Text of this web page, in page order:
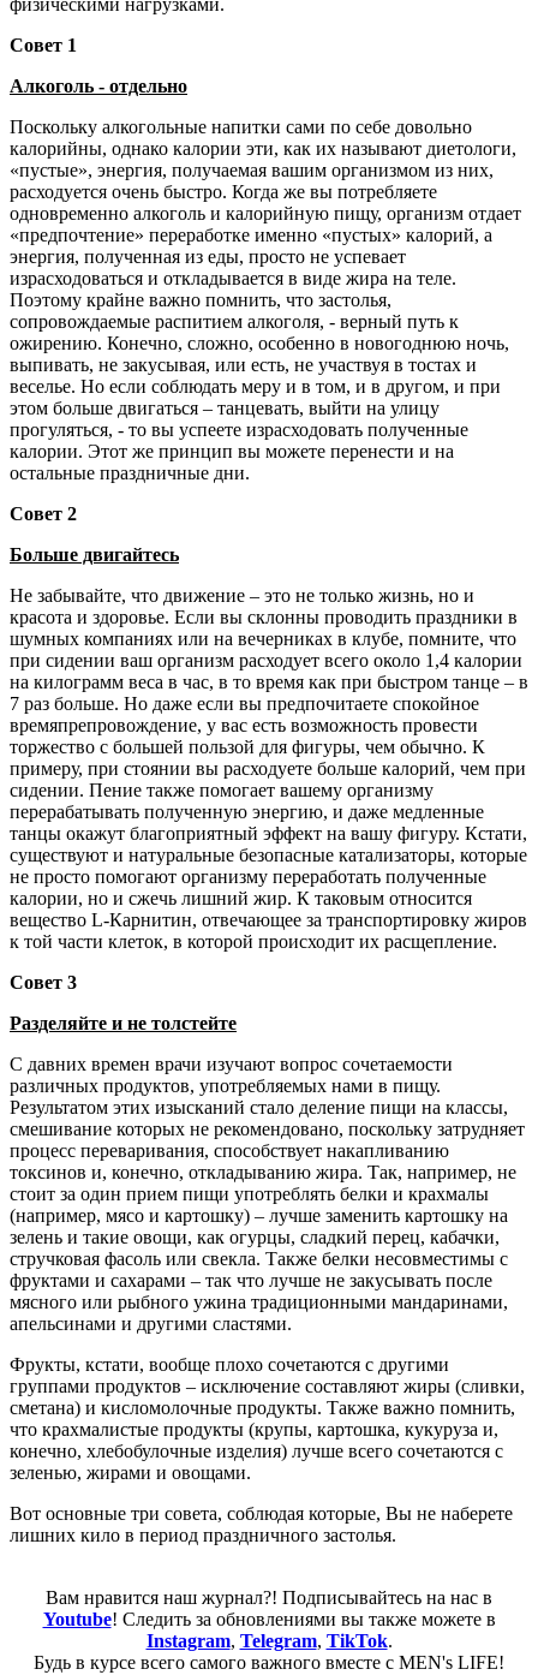
Совет 1
Алкоголь - отдельно
Поскольку алкогольные напитки сами по себе довольно
калорийны, однако калории эти, как их называют диетологи,
«пустые», энергия, получаемая вашим организмом из них,
расходуется очень быстро. Когда же вы потребляете
одновременно алкоголь и калорийную пищу, организм отдает
«предпочтение» переработке именно «пустых» калорий, а
энергия, полученная из еды, просто не успевает
израсходоваться и откладывается в виде жира на теле.
Поэтому крайне важно помнить, что застолья,
сопровождаемые распитием алкоголя, - верный путь к
ожирению. Конечно, сложно, особенно в новогоднюю ночь,
выпивать, не закусывая, или есть, не участвуя в тостах и
веселье. Но если соблюдать меру и в том, и в другом, и при
этом больше двигаться – танцевать, выйти на улицу
прогуляться, - то вы успеете израсходовать полученные
калории. Этот же принцип вы можете перенести и на
остальные праздничные дни.
Совет 2
Больше двигайтесь
Не забывайте, что движение – это не только жизнь, но и
красота и здоровье. Если вы склонны проводить праздники в
шумных компаниях или на вечерниках в клубе, помните, что
при сидении ваш организм расходует всего около 1,4 калории
на килограмм веса в час, в то время как при быстром танце – в
7 раз больше. Но даже если вы предпочитаете спокойное
времяпрепровождение, у вас есть возможность провести
торжество с большей пользой для фигуры, чем обычно. К
примеру, при стоянии вы расходуете больше калорий, чем при
сидении. Пение также помогает вашему организму
перерабатывать полученную энергию, и даже медленные
танцы окажут благоприятный эффект на вашу фигуру. Кстати,
существуют и натуральные безопасные катализаторы, которые
не просто помогают организму переработать полученные
калории, но и сжечь лишний жир. К таковым относится
вещество L-Карнитин, отвечающее за транспортировку жиров
к той части клеток, в которой происходит их расщепление.
Совет 3
Разделяйте и не толстейте
С давних времен врачи изучают вопрос сочетаемости
различных продуктов, употребляемых нами в пищу.
Результатом этих изысканий стало деление пищи на классы,
смешивание которых не рекомендовано, поскольку затрудняет
процесс переваривания, способствует накапливанию
токсинов и, конечно, откладыванию жира. Так, например, не
стоит за один прием пищи употреблять белки и крахмалы
(например, мясо и картошку) – лучше заменить картошку на
зелень и такие овощи, как огурцы, сладкий перец, кабачки,
стручковая фасоль или свекла. Также белки несовместимы с
фруктами и сахарами – так что лучше не закусывать после
мясного или рыбного ужина традиционными мандаринами,
апельсинами и другими сластями.
Фрукты, кстати, вообще плохо сочетаются с другими
группами продуктов – исключение составляют жиры (сливки,
сметана) и кисломолочные продукты. Также важно помнить,
что крахмалистые продукты (крупы, картошка, кукуруза и,
конечно, хлебобулочные изделия) лучше всего сочетаются с
зеленью, жирами и овощами.
Вот основные три совета, соблюдая которые, Вы не наберете
лишних кило в период праздничного застолья.
Вам нравится наш журнал?! Подписывайтесь на нас в
Youtube! Следить за обновлениями вы также можете в
Instagram, Telegram, TikTok.
Будь в курсе всего самого важного вместе с MEN's LIFE!